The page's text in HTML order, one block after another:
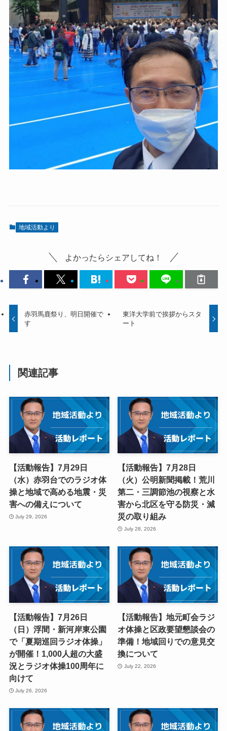
地域活動より
よかったらシェアしてね！
赤羽馬鹿祭り、明日開催で
す
東洋大学前で挨拶からスタ
ート
関連記事
【活動報告】7月29日
（水）赤羽台でのラジオ体
操と地域で高める地震・災
害への備えについて
July 29, 2026
【活動報告】7月28日
（火）公明新聞掲載！荒川
第二・三調節池の視察と水
害から北区を守る防災・減
災の取り組み
July 28, 2026
【活動報告】7月26日
（日）浮間・新河岸東公園
で「夏期巡回ラジオ体操」
が開催！1,000人超の大盛
況とラジオ体操100周年に
向けて
July 26, 2026
【活動報告】地元町会ラジ
オ体操と区政要望懇談会の
準備！地域回りでの意見交
換について
July 22, 2026